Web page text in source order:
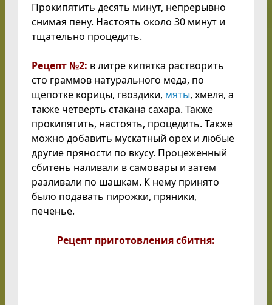
Прокипятить десять минут, непрерывно
снимая пену. Настоять около 30 минут и
тщательно процедить.
Рецепт №2: в литре кипятка растворить
сто граммов натурального меда, по
щепотке корицы, гвоздики, мяты, хмеля, а
также четверть стакана сахара. Также
прокипятить, настоять, процедить. Также
можно добавить мускатный орех и любые
другие пряности по вкусу. Процеженный
сбитень наливали в самовары и затем
разливали по шашкам. К нему принято
было подавать пирожки, пряники,
печенье.
Рецепт приготовления сбитня: